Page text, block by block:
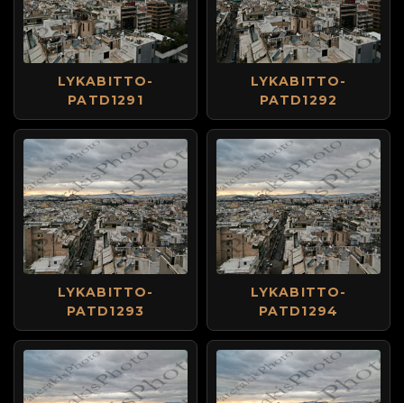
LYKABITTO-
PATD1291
LYKABITTO-
PATD1292
LYKABITTO-
PATD1293
LYKABITTO-
PATD1294